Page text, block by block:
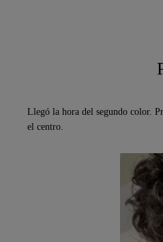
Llegó la hora del segundo color.
el centro.